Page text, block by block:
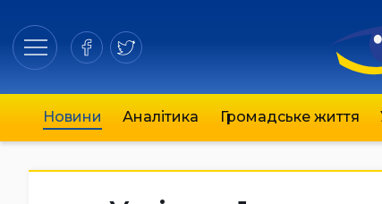
Новини Аналітика Громадське життя